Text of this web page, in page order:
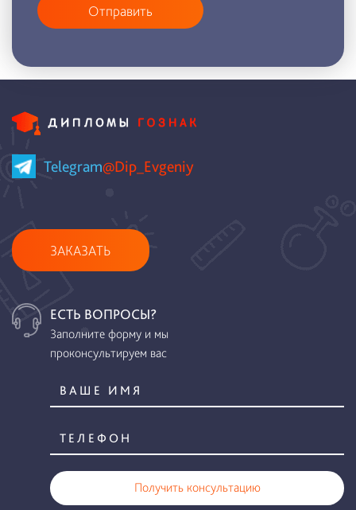
Отправить
Telegram@Dip_Evgeniy
ЗАКАЗАТЬ
ЕСТЬ ВОПРОСЫ?
Заполните форму и мы
проконсультируем вас
Получить консультацию